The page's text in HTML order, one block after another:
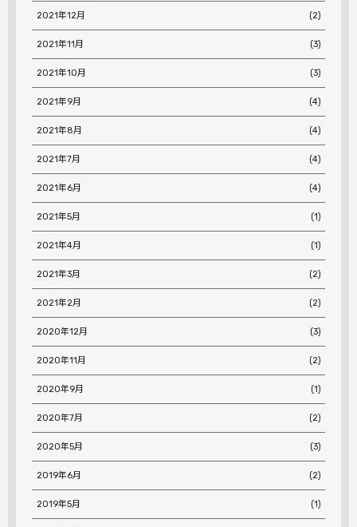
2021年12月 (2)
2021年11月 (3)
2021年10月 (3)
2021年9月 (4)
2021年8月 (4)
2021年7月 (4)
2021年6月 (4)
2021年5月 (1)
2021年4月 (1)
2021年3月 (2)
2021年2月 (2)
2020年12月 (3)
2020年11月 (2)
2020年9月 (1)
2020年7月 (2)
2020年5月 (3)
2019年6月 (2)
2019年5月 (1)